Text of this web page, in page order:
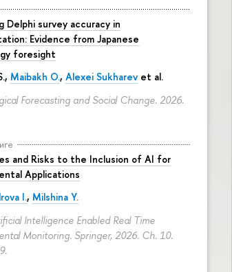
Delphi survey accuracy in
Evidence from Japanese
foresight
, Maibakh O., Alexei Sukharev et al.
Forecasting and Social Change. 2026.
and Risks to the Inclusion of AI for
Applications
I., Milshina Y.
Intelligence Enabled Real Time
Monitoring. Springer, 2026. Ch. 10.